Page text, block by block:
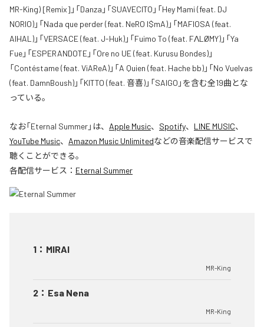
MR-King) [Remix]」「Danza」「SUAVECITO」「Hey Mami (feat. DJ
NORIO)」「Nada que perder (feat. NeRO I$mA)」「MAFIOSA (feat.
AIHAL)」「VERSACE (feat. J-Huk)」「Fuimo To (feat. FΛLØMY)」「Ya
Fue」「ESPERANDOTE」「Ore no UE (feat. Kurusu Bondes)」
「Contéstame (feat. ViAReA)」「A Quien (feat. Hache bb)」「No Vuelvas
(feat. DamnBoush)」「KITTO (feat. 音喜)」「SAIGO」を含む全19曲とな
っている。
なお「Eternal Summer」は、 Apple Music、 Spotify、 LINE MUSIC、
YouTube Music、 Amazon Music Unlimitedなどの音楽配信サービスで
聴くことができる。
各配信サービス： Eternal Summer
1 ： MIRAI
MR-King
2 ： Esa Nena
MR-King